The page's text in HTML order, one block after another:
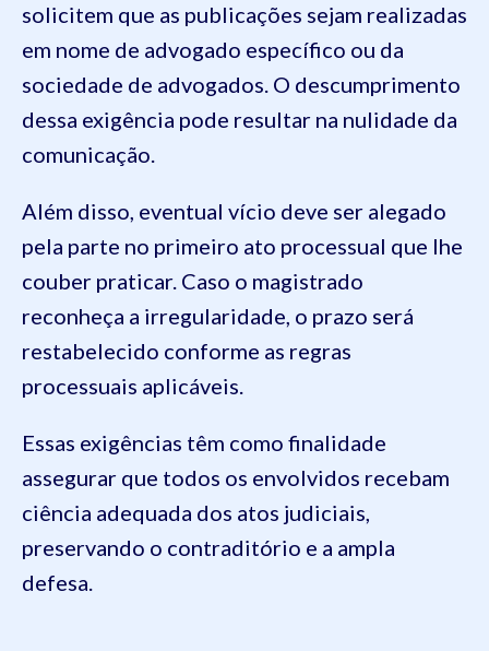
solicitem que as publicações sejam realizadas
em nome de advogado específico ou da
sociedade de advogados. O descumprimento
dessa exigência pode resultar na nulidade da
comunicação.
Além disso, eventual vício deve ser alegado
pela parte no primeiro ato processual que lhe
couber praticar. Caso o magistrado
reconheça a irregularidade, o prazo será
restabelecido conforme as regras
processuais aplicáveis.
Essas exigências têm como finalidade
assegurar que todos os envolvidos recebam
ciência adequada dos atos judiciais,
preservando o contraditório e a ampla
defesa.